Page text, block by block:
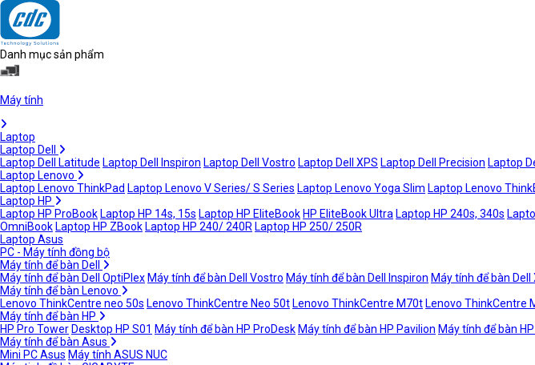
Danh mục sản phẩm
Máy tính
Laptop
Laptop Dell
Laptop Dell Latitude Laptop Dell Inspiron Laptop Dell Vostro Laptop Dell XPS Laptop Dell Precision Laptop
Laptop Lenovo
Laptop Lenovo ThinkPad Laptop Lenovo V Series/ S Series Laptop Lenovo Yoga Slim Laptop Lenovo
Laptop HP
Laptop HP ProBook Laptop HP 14s, 15s Laptop HP EliteBook HP EliteBook Ultra Laptop HP 240s, 340s
OmniBook Laptop HP ZBook Laptop HP 240/ 240R Laptop HP 250/ 250R
Laptop Asus
PC - Máy tính đồng bộ
Máy tính để bàn Dell
Máy tính để bàn Dell OptiPlex Máy tính để bàn Dell Vostro Máy tính để bàn Dell Inspiron Máy tính để bàn Dell
Máy tính để bàn Lenovo
Lenovo ThinkCentre neo 50s Lenovo ThinkCentre Neo 50t Lenovo ThinkCentre M70t Lenovo ThinkCentre
Máy tính để bàn HP
HP Pro Tower Desktop HP S01 Máy tính để bàn HP ProDesk Máy tính để bàn HP Pavilion Máy tính để bàn
Máy tính để bàn Asus
Mini PC Asus Máy tính ASUS NUC